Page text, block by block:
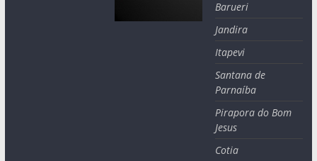
Barueri
Jandira
Itapevi
Santana de
Parnaíba
Pirapora do Bom
Jesus
Cotia